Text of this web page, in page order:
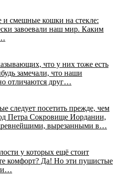
смешные кошки на стекле:
завоевали наш мир. Каким
что у них тоже есть
замечали, что наши
отличаются друг…
следует посетить прежде, чем
Петра Сокровище Иордании,
вырезанными в…
у которых ещё стоит
комфорт? Да! Но эти пушистые